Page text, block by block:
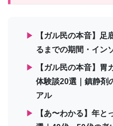
▶
【ガル民の本音】足
るまでの期間・イン
▶
【ガル民の本音】胃
体験談20選｜鎮静剤
アル
▶
【あ〜わかる】年と